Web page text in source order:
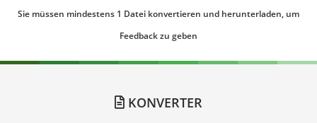
Sie müssen mindestens 1 Datei konvertieren und herunterladen, um
Feedback zu geben
KONVERTER